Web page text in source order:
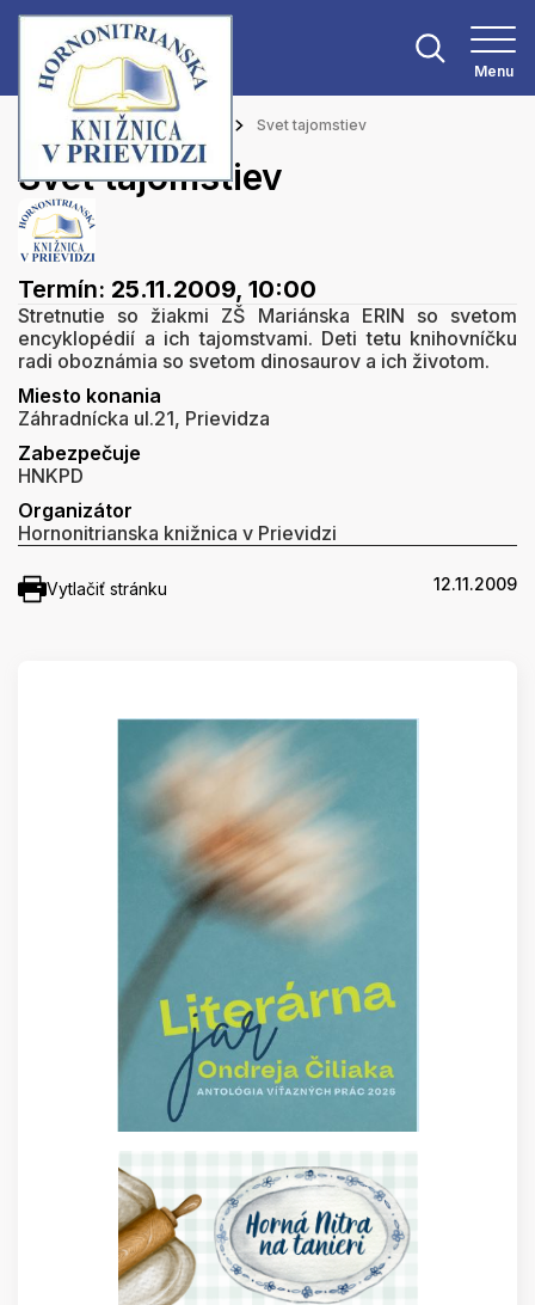
Menu
Hlavná stránka Podujatia Svet tajomstiev
Svet tajomstiev
Termín: 25.11.2009, 10:00
Stretnutie so žiakmi ZŠ Mariánska ERIN so svetom
encyklopédií a ich tajomstvami. Deti tetu knihovníčku
radi oboznámia so svetom dinosaurov a ich životom.
Miesto konania
Záhradnícka ul.21, Prievidza
Zabezpečuje
HNKPD
Organizátor
Hornonitrianska knižnica v Prievidzi
Vytlačiť stránku 12.11.2009